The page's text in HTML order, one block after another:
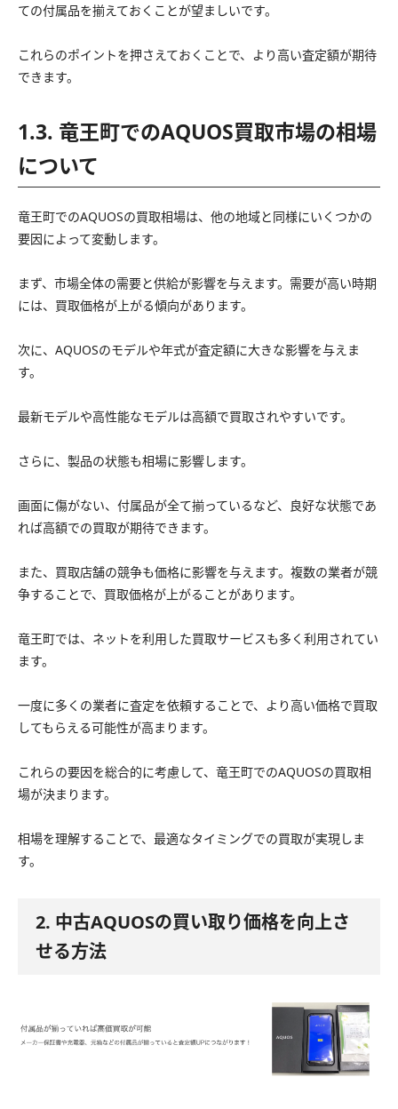
ての付属品を揃えておくことが望ましいです。
これらのポイントを押さえておくことで、より高い査定額が期待
できます。
1.3. 竜王町でのAQUOS買取市場の相場
について
竜王町でのAQUOSの買取相場は、他の地域と同様にいくつかの
要因によって変動します。
まず、市場全体の需要と供給が影響を与えます。需要が高い時期
には、買取価格が上がる傾向があります。
次に、AQUOSのモデルや年式が査定額に大きな影響を与えま
す。
最新モデルや高性能なモデルは高額で買取されやすいです。
さらに、製品の状態も相場に影響します。
画面に傷がない、付属品が全て揃っているなど、良好な状態であ
れば高額での買取が期待できます。
また、買取店舗の競争も価格に影響を与えます。複数の業者が競
争することで、買取価格が上がることがあります。
竜王町では、ネットを利用した買取サービスも多く利用されてい
ます。
一度に多くの業者に査定を依頼することで、より高い価格で買取
してもらえる可能性が高まります。
これらの要因を総合的に考慮して、竜王町でのAQUOSの買取相
場が決まります。
相場を理解することで、最適なタイミングでの買取が実現しま
す。
2. 中古AQUOSの買い取り価格を向上さ
せる方法